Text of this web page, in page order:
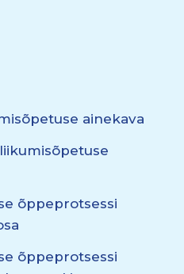
ainekava
õppeprotsessi
õppeprotsessi